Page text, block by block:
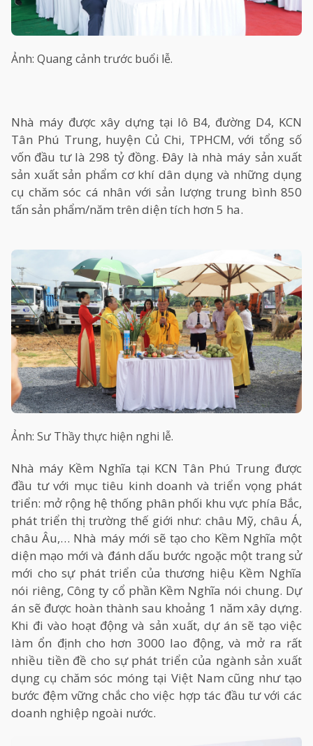
Ảnh: Quang cảnh trước buổi lễ.
Nhà máy được xây dựng tại lô B4, đường D4, KCN
Tân Phú Trung, huyện Củ Chi, TPHCM, với tổng số
vốn đầu tư là 298 tỷ đồng. Đây là nhà máy sản xuất
sản xuất sản phẩm cơ khí dân dụng và những dụng
cụ chăm sóc cá nhân với sản lượng trung bình 850
tấn sản phẩm/năm trên diện tích hơn 5 ha.
Ảnh: Sư Thầy thực hiện nghi lễ.
Nhà máy Kềm Nghĩa tại KCN Tân Phú Trung được
đầu tư với mục tiêu kinh doanh và triển vọng phát
triển: mở rộng hệ thống phân phối khu vực phía Bắc,
phát triển thị trường thế giới như: châu Mỹ, châu Á,
châu Âu,… Nhà máy mới sẽ tạo cho Kềm Nghĩa một
diện mạo mới và đánh dấu bước ngoặc một trang sử
mới cho sự phát triển của thương hiệu Kềm Nghĩa
nói riêng, Công ty cổ phần Kềm Nghĩa nói chung. Dự
án sẽ được hoàn thành sau khoảng 1 năm xây dựng.
Khi đi vào hoạt động và sản xuất, dự án sẽ tạo việc
làm ổn định cho hơn 3000 lao động, và mở ra rất
nhiều tiền đề cho sự phát triển của ngành sản xuất
dụng cụ chăm sóc móng tại Việt Nam cũng như tạo
bước đệm vững chắc cho việc hợp tác đầu tư với các
doanh nghiệp ngoài nước.